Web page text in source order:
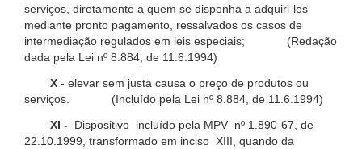
serviços, diretamente a quem se disponha a adquiri-los
mediante pronto pagamento, ressalvados os casos de
intermediação regulados em leis especiais; (Redação
dada pela Lei nº 8.884, de 11.6.1994)
X - elevar sem justa causa o preço de produtos ou
serviços. (Incluído pela Lei nº 8.884, de 11.6.1994)
XI -
Dispositivo incluído pela MPV nº 1.890-67, de
22.10.1999, transformado em inciso XIII, quando da